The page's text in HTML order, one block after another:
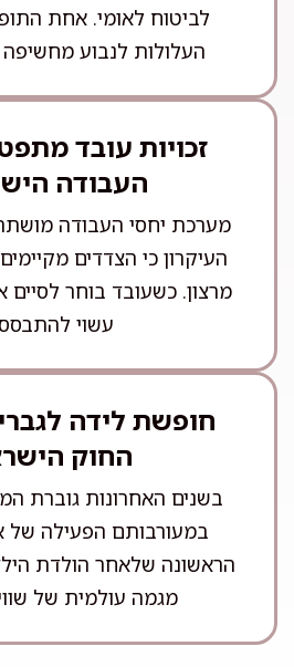
לביטוח לאומי. אחת
העלולות לנבוע
זכויות עובד
העבודה
מערכת יחסי העבודה
העיקרון כי הצדדים
מרצון. כשעובד בוחר
עשוי
חופשת לידה
החוק
בשנים האחרונות גוברת
במעורבותם הפעילה של
הראשונה שלאחר הולדת
מגמה עולמית של